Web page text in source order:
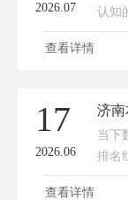
2026.07
认知
视频
查看详情
17
2026.06
当下
排名
为用
查看详情